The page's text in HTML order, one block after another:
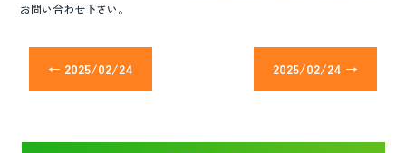
お問い合わせ下さい。
← 2025/02/24 2025/02/24 →